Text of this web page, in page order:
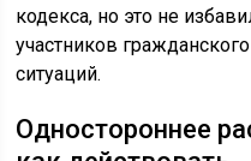
кодекса, но это не
участников
ситуаций.
Одностороннее